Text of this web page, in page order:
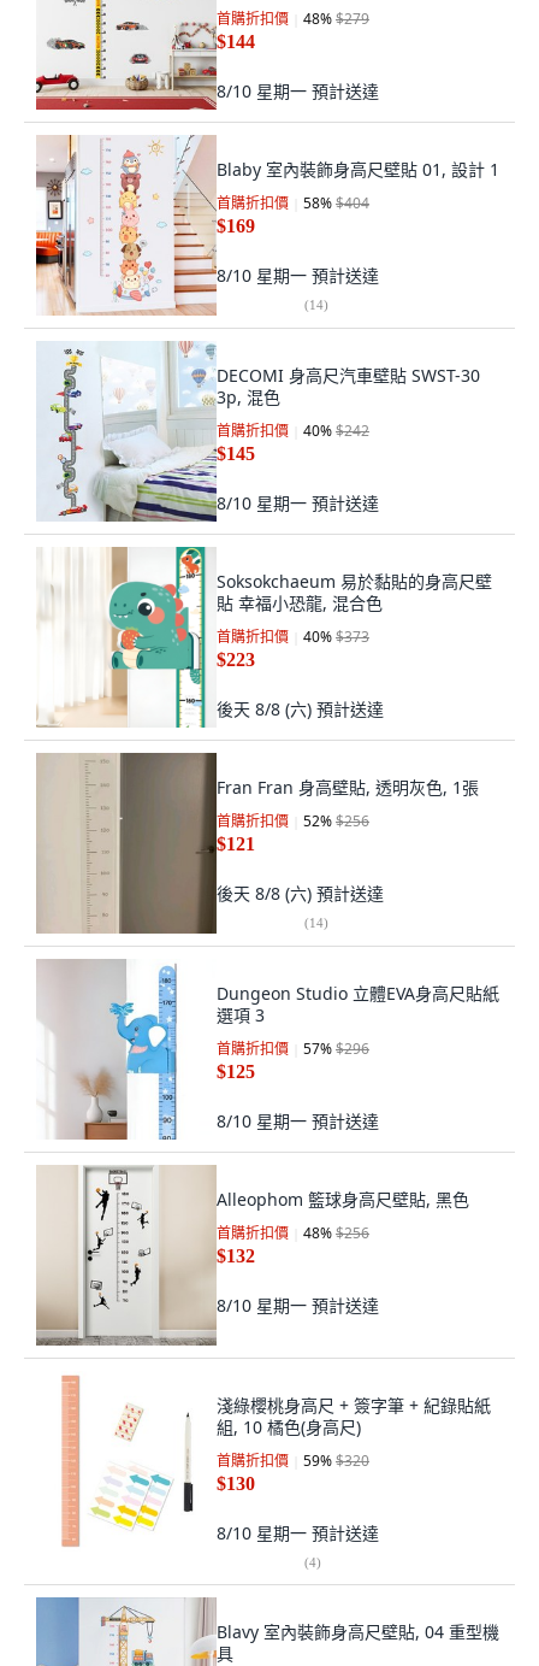
首購折扣價 48%$279
$144
8/10 星期一 預計送達
Blaby 室內裝飾身高尺壁貼 01, 設計 1
首購折扣價 58%$404
$169
8/10 星期一 預計送達
(14)
DECOMI 身高尺汽車壁貼 SWST-30
3p, 混色
首購折扣價 40%$242
$145
8/10 星期一 預計送達
Soksokchaeum 易於黏貼的身高尺壁
貼 幸福小恐龍, 混合色
首購折扣價 40%$373
$223
後天 8/8 (六) 預計送達
Fran Fran 身高壁貼, 透明灰色, 1張
首購折扣價 52%$256
$121
後天 8/8 (六) 預計送達
(14)
Dungeon Studio 立體EVA身高尺貼紙
選項 3
首購折扣價 57%$296
$125
8/10 星期一 預計送達
Alleophom 籃球身高尺壁貼, 黑色
首購折扣價 48%$256
$132
8/10 星期一 預計送達
淺綠櫻桃身高尺 + 簽字筆 + 紀錄貼紙
組, 10 橘色(身高尺)
首購折扣價 59%$320
$130
8/10 星期一 預計送達
(4)
Blavy 室內裝飾身高尺壁貼, 04 重型機
具